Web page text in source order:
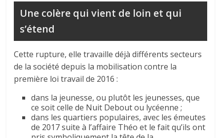
Une colère qui vient de loin et qui
s’étend
Cette rupture, elle travaille déjà différents secteurs
de la société depuis la mobilisation contre la
première loi travail de 2016 :
dans la jeunesse, ou plutôt les jeunesses, que
ce soit celle de Nuit Debout ou lycéenne ;
dans les quartiers populaires, avec les émeutes
de 2017 suite à l’affaire Théo et le fait qu’ils ont